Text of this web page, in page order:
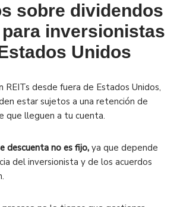
sobre dividendos
para inversionistas
Unidos
REITs desde fuera de Estados Unidos,
estar sujetos a una retención de
que lleguen a tu cuenta.
descuenta no es fijo, ya que depende
del inversionista y de los acuerdos